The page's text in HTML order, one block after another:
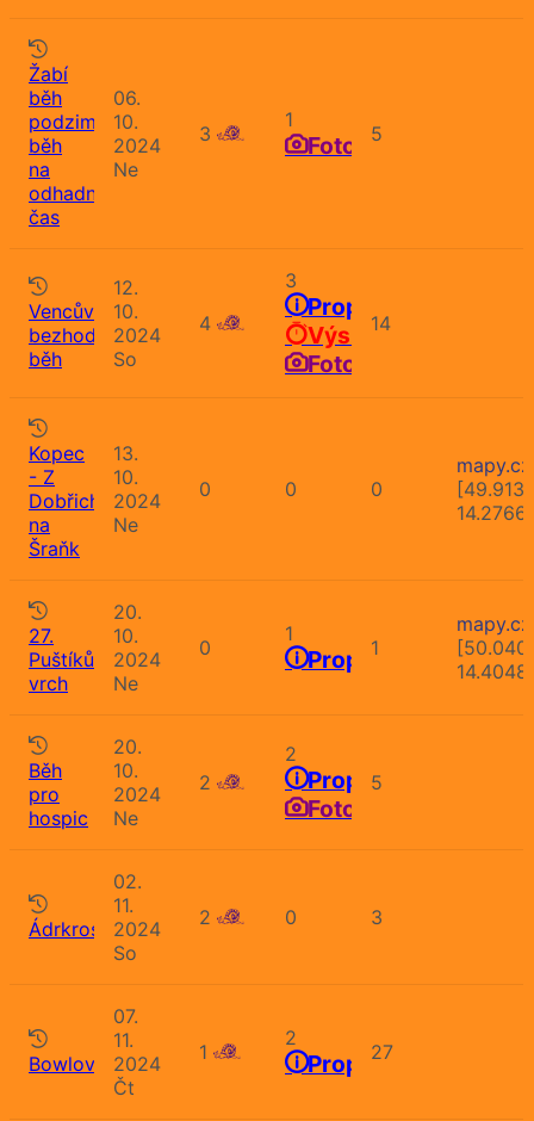
Žabí
běh
podzimní,
běh
na
odhadnutý
čas
06.
10.
2024
Ne
3
1
Fotografie
5
Vencův
bezhodinkový
běh
12.
10.
2024
So
4
3
Propozice
Výsledky
Fotografie
14
Kopec
- Z
Dobřichovic
na
Šraňk
13.
10.
2024
Ne
0 0 0
27.
Puštíkův
vrch
20.
10.
2024
Ne
0
1
Propozice
1
Běh
pro
hospic
20.
10.
2024
Ne
2
2
Propozice
Fotografie
5
Ádrkros
02.
11.
2024
So
2 0 3
Bowlování
07.
11.
2024
Čt
1
2
Propozice
27